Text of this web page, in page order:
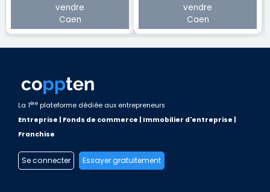
vendre
Caen
vendre
Caen
La 1ère plateforme dédiée aux entrepreneurs
Entreprise | Fonds de commerce | Immobilier d'entreprise |
Franchise
Se connecter Essayer gratuitement